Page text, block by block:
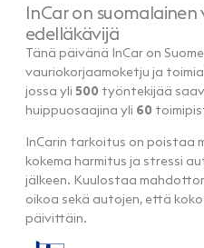
InCar on
edelläkävijä
Tänä päivänä InCar on
vauriokorjaamoketju ja
jossa yli 500 työntekijää
huippuosaajina yli 60
InCarin tarkoitus on poistaa
kokema harmitus ja stressi
jälkeen. Kuulostaa
oikoa sekä autojen, että
päivittäin.